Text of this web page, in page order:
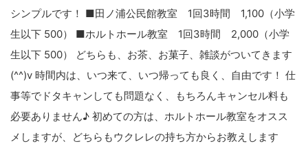
シンプルです！ ■田ノ浦公民館教室 1回3時間 1,100（小学
生以下 500） ■ホルトホール教室 1回3時間 2,000（小学
生以下 500） どちらも、お茶、お菓子、雑談がついてきます
(^^)v 時間内は、いつ来て、いつ帰っても良く、自由です！ 仕
事等でドタキャンしても問題なく、もちろんキャンセル料も
必要ありません♪ 初めての方は、ホルトホール教室をオスス
メしますが、どちらもウクレレの持ち方からお教えします